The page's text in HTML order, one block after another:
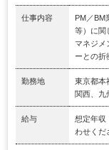
仕事内容
PM／BM
等）に関
マネジメ
ーとの折
勤務地
東京都本
関西、九
給与
想定年収
わせくだ